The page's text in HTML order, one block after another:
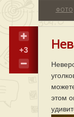
ФОТО
+3
этом